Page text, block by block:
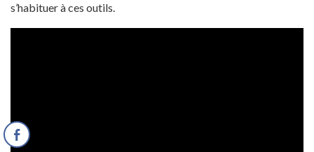
s’habituer à ces outils.